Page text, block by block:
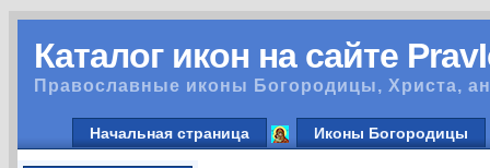
Каталог икон на сайте
Православные иконы Богородицы, Христа,
Начальная страница Иконы Богородицы